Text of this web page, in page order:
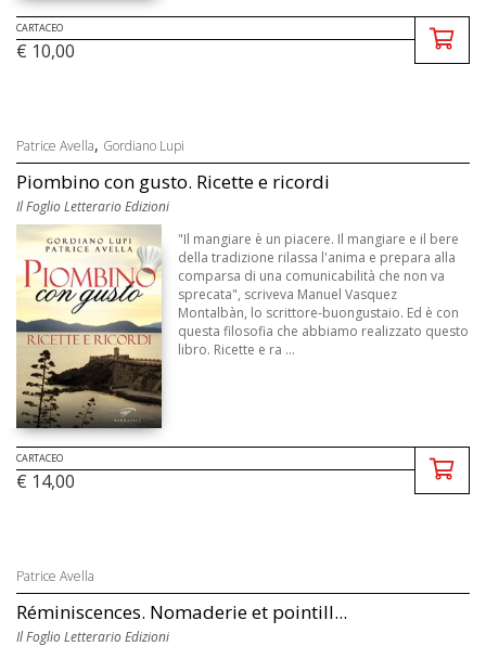
CARTACEO
€ 10,00
Patrice Avella, Gordiano Lupi
Piombino con gusto. Ricette e ricordi
Il Foglio Letterario Edizioni
"Il mangiare è un piacere. Il mangiare e il bere
della tradizione rilassa l'anima e prepara alla
comparsa di una comunicabilità che non va
sprecata", scriveva Manuel Vasquez
Montalbàn, lo scrittore-buongustaio. Ed è con
questa filosofia che abbiamo realizzato questo
libro. Ricette e ra ...
CARTACEO
€ 14,00
Patrice Avella
Réminiscences. Nomaderie et pointill...
Il Foglio Letterario Edizioni